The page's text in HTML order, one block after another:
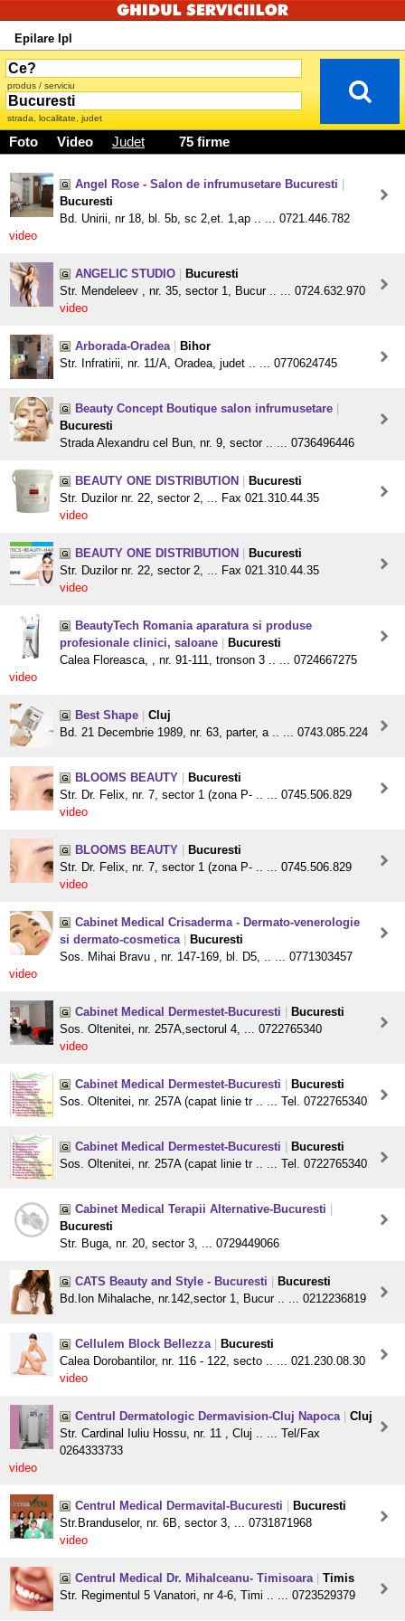
Epilare Ipl
produs / serviciu
strada, localitate, judet
Foto Video Judet 75 firme
Angel Rose - Salon de infrumusetare Bucuresti
Bucuresti
Bd. Unirii, nr 18, bl. 5b, sc 2,et. 1,ap .. ... 0721.446.782
video
ANGELIC STUDIO
Bucuresti
Str. Mendeleev , nr. 35, sector 1, Bucur .. ... 0724.632.970
video
Arborada-Oradea
Bihor
Str. Infratirii, nr. 11/A, Oradea, judet .. ... 0770624745
Beauty Concept Boutique salon infrumusetare
Bucuresti
Strada Alexandru cel Bun, nr. 9, sector .. ... 0736496446
BEAUTY ONE DISTRIBUTION
Bucuresti
Str. Duzilor nr. 22, sector 2, ... Fax 021.310.44.35
video
BEAUTY ONE DISTRIBUTION
Bucuresti
Str. Duzilor nr. 22, sector 2, ... Fax 021.310.44.35
video
BeautyTech Romania aparatura si produse
profesionale clinici, saloane
Bucuresti
Calea Floreasca, , nr. 91-111, tronson 3 .. ... 0724667275
video
Best Shape
Cluj
Bd. 21 Decembrie 1989, nr. 63, parter, a .. ... 0743.085.224
BLOOMS BEAUTY
Bucuresti
Str. Dr. Felix, nr. 7, sector 1 (zona P- .. ... 0745.506.829
video
BLOOMS BEAUTY
Bucuresti
Str. Dr. Felix, nr. 7, sector 1 (zona P- .. ... 0745.506.829
video
Cabinet Medical Crisaderma - Dermato-venerologie
si dermato-cosmetica
Bucuresti
Sos. Mihai Bravu , nr. 147-169, bl. D5, .. ... 0771303457
video
Cabinet Medical Dermestet-Bucuresti
Bucuresti
Sos. Oltenitei, nr. 257A,sectorul 4, ... 0722765340
video
Cabinet Medical Dermestet-Bucuresti
Bucuresti
Sos. Oltenitei, nr. 257A (capat linie tr .. ... Tel. 0722765340
Cabinet Medical Dermestet-Bucuresti
Bucuresti
Sos. Oltenitei, nr. 257A (capat linie tr .. ... Tel. 0722765340
Cabinet Medical Terapii Alternative-Bucuresti
Bucuresti
Str. Buga, nr. 20, sector 3, ... 0729449066
CATS Beauty and Style - Bucuresti
Bucuresti
Bd.Ion Mihalache, nr.142,sector 1, Bucur .. ... 0212236819
Cellulem Block Bellezza
Bucuresti
Calea Dorobantilor, nr. 116 - 122, secto .. ... 021.230.08.30
video
Centrul Dermatologic Dermavision-Cluj Napoca
Cluj
Str. Cardinal Iuliu Hossu, nr. 11 , Cluj .. ... Tel/Fax
0264333733
video
Centrul Medical Dermavital-Bucuresti
Bucuresti
Str.Branduselor, nr. 6B, sector 3, ... 0731871968
video
Centrul Medical Dr. Mihalceanu- Timisoara
Timis
Str. Regimentul 5 Vanatori, nr 4-6, Timi .. ... 0723529379